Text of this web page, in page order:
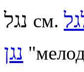
см.
נגן